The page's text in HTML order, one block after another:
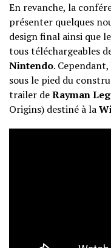
En revanche, la
présenter quelques
design final ainsi que
tous téléchargeables
Nintendo. Cependant,
sous le pied du
trailer deRayman
Origins) destiné à la